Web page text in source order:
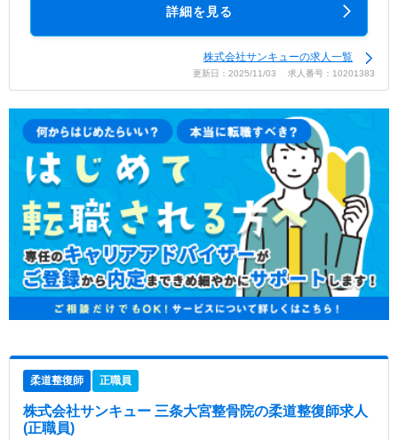
詳細を見る
株式会社サンキューの求人一覧
更新日：2025/11/03 求人番号：10201383
柔道整復師 正職員
株式会社サンキュー 三条大宮整骨院の柔道整復師求人
(正職員)